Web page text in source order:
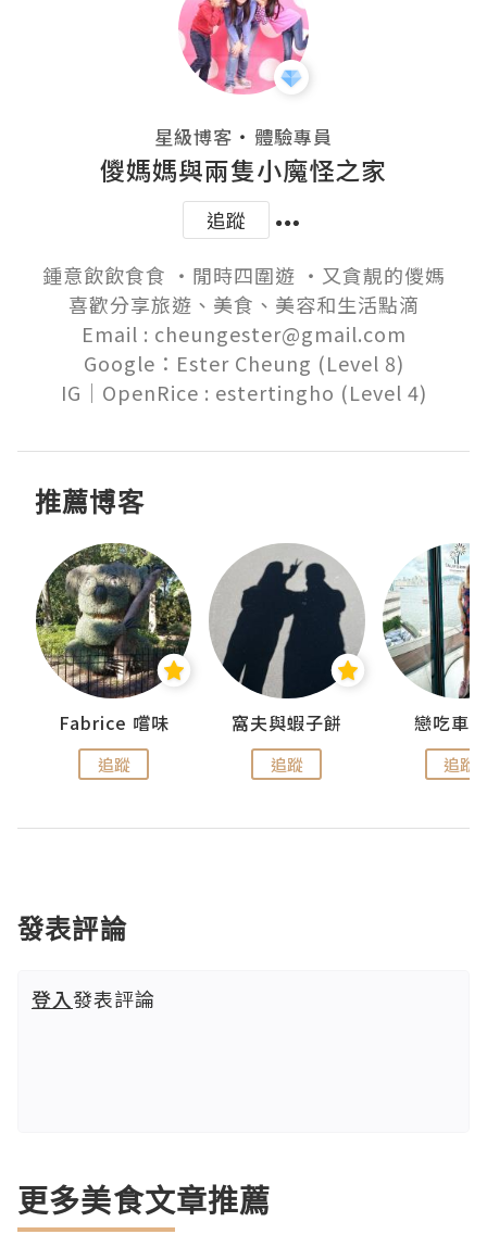
星級博客 ・ 體驗專員
儍媽媽與兩隻小魔怪之家
追蹤
鍾意飲飲食食 ‧閒時四圍遊 ‧又貪靚的儍媽
喜歡分享旅遊、美食、美容和生活點滴
Email : cheungester@gmail.com
Google：Ester Cheung (Level 8)
推薦博客
Fabrice 嚐味
追蹤
窩夫與蝦子餅
追蹤
戀吃車
追蹤
發表評論
登入發表評論
更多美食文章推薦